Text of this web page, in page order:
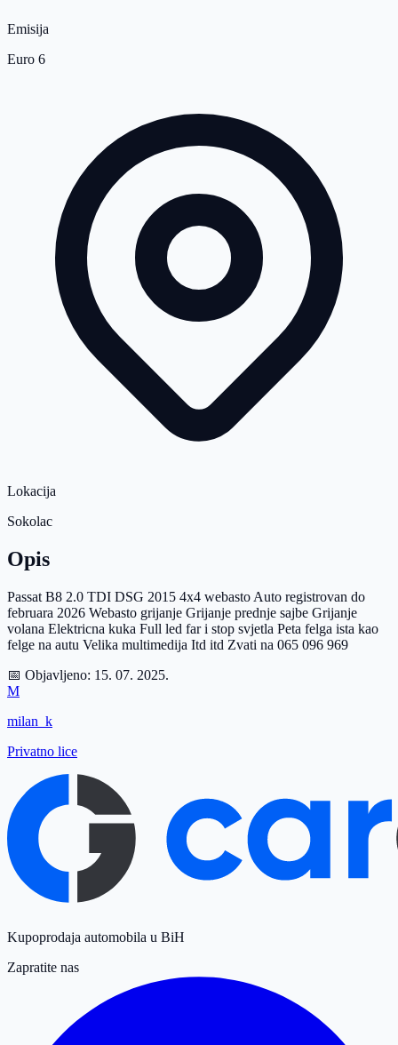
Emisija
Euro 6
Lokacija
Sokolac
Opis
Passat B8 2.0 TDI DSG 2015 4x4 webasto Auto registrovan do
februara 2026 Webasto grijanje Grijanje prednje sajbe Grijanje
volana Elektricna kuka Full led far i stop svjetla Peta felga ista kao
felge na autu Velika multimedija Itd itd Zvati na 065 096 969
📅 Objavljeno: 15. 07. 2025.
M
milan_k
Privatno lice
Kupoprodaja automobila u BiH
Zapratite nas